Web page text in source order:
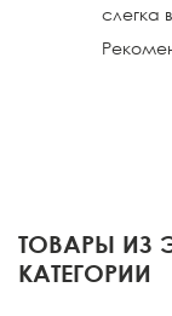
слегка
ТОВАРЫ ИЗ
КАТЕГОРИИ